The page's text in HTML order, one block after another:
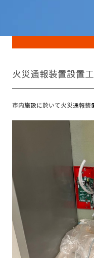
火災通報装置設置
市内施設に於いて火災通報装